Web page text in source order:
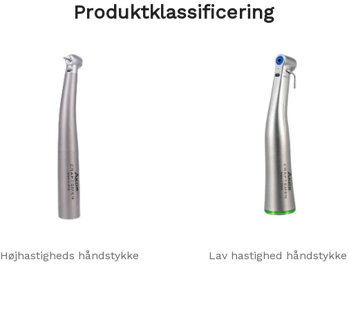
Produktklassificering
Højhastigheds håndstykke Lav hastighed håndstykke